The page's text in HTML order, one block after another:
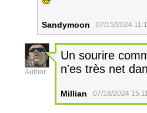
Sandymoon 07/15/2024
33
Author
Un sourire
n'es très net
Millian 07/18/2024